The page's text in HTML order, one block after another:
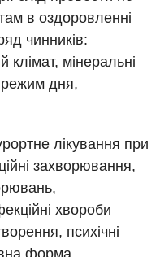
та неврології
в оздоровленні
чинників:
мінеральні
режим дня,
лікування при
захворювання,
хвороби
психічні
форма